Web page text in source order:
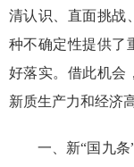
清认识、直面挑战
种不确定性提供了
好落实。借此机会
新质生产力和经济
一、新“国九